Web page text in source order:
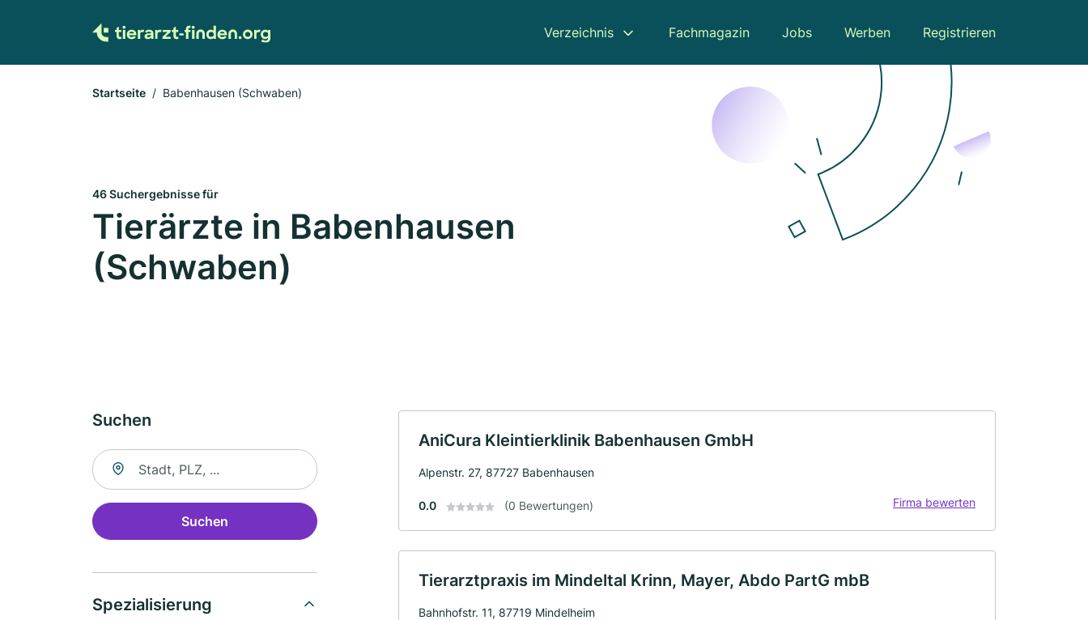
Verzeichnis Fachmagazin Jobs Werben Registrieren
Startseite Babenhausen (Schwaben)
46 Suchergebnisse für
Tierärzte in Babenhausen
(Schwaben)
Suchen
Suche nach Ort
Suchen
Spezialisierung
AniCura Kleintierklinik Babenhausen GmbH
Alpenstr. 27, 87727 Babenhausen
0.0 (0 Bewertungen) Firma bewerten
Tierarztpraxis im Mindeltal Krinn, Mayer, Abdo PartG mbB
Bahnhofstr. 11, 87719 Mindelheim